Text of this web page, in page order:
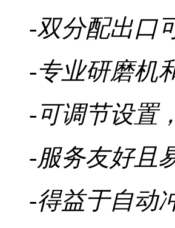
-双分配出口
-专业研磨机
-可调节设置
-服务友好且
-得益于自动